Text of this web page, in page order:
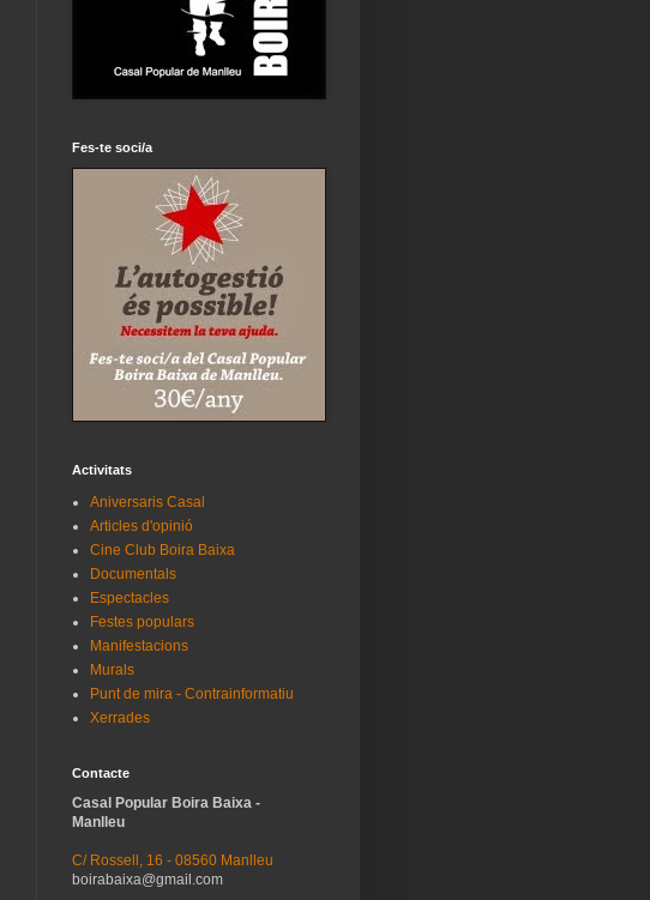
Fes-te soci/a
Activitats
Aniversaris Casal
Articles d'opinió
Cine Club Boira Baixa
Documentals
Espectacles
Festes populars
Manifestacions
Murals
Punt de mira - Contrainformatiu
Xerrades
Contacte
Casal Popular Boira Baixa -
Manlleu
C/ Rossell, 16 - 08560 Manlleu
boirabaixa@gmail.com